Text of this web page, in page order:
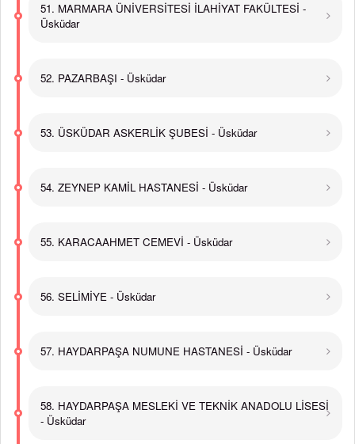
51. MARMARA ÜNİVERSİTESİ İLAHİYAT FAKÜLTESİ -
Üsküdar
52. PAZARBAŞI - Üsküdar
53. ÜSKÜDAR ASKERLİK ŞUBESİ - Üsküdar
54. ZEYNEP KAMİL HASTANESİ - Üsküdar
55. KARACAAHMET CEMEVİ - Üsküdar
56. SELİMİYE - Üsküdar
57. HAYDARPAŞA NUMUNE HASTANESİ - Üsküdar
58. HAYDARPAŞA MESLEKİ VE TEKNİK ANADOLU LİSESİ
- Üsküdar